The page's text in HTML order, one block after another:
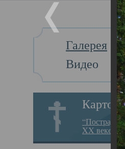
Галерея
Видео
XX веке на